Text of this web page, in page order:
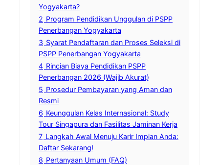
Yogyakarta?
2 Program Pendidikan Unggulan di PSPP
Penerbangan Yogyakarta
3 Syarat Pendaftaran dan Proses Seleksi di
PSPP Penerbangan Yogyakarta
4 Rincian Biaya Pendidikan PSPP
Penerbangan 2026 (Wajib Akurat)
5 Prosedur Pembayaran yang Aman dan
Resmi
6 Keunggulan Kelas Internasional: Study
Tour Singapura dan Fasilitas Jaminan Kerja
7 Langkah Awal Menuju Karir Impian Anda:
Daftar Sekarang!
8 Pertanyaan Umum (FAQ)